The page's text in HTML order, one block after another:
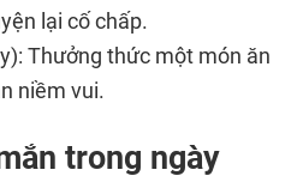
lại cố chấp.
Thưởng thức một món ăn
niềm vui.
trong ngày